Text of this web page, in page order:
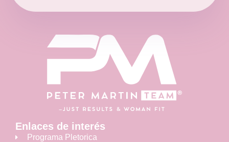
Enlaces de interés
Programa Pletorica